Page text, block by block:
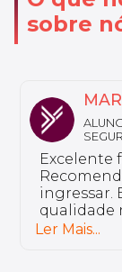
sobre
Sou aluno
em Saúde
tenho
excelente
Ler Mais...